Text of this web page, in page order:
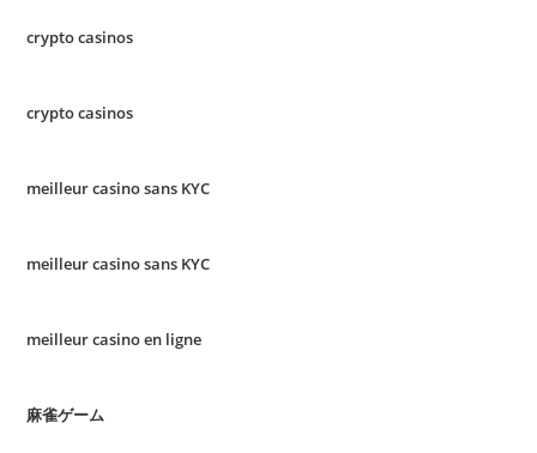
crypto casinos
crypto casinos
meilleur casino sans KYC
meilleur casino sans KYC
meilleur casino en ligne
麻雀ゲーム